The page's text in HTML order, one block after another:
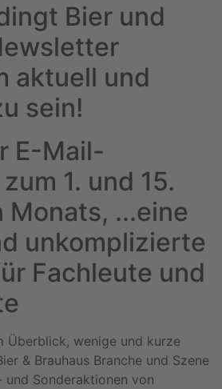
Bier und
aktuell und
sein!
E-Mail-
1. und 15.
Monats, ...eine
unkomplizierte
Fachleute und
Überblick, wenige und kurze
& Brauhaus Branche und Szene
und Sonderaktionen von